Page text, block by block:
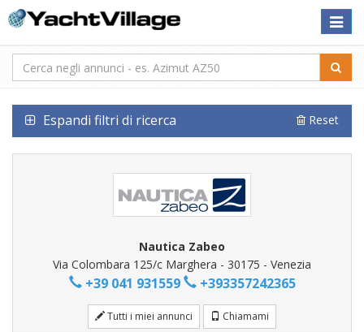
Toggle
Espandi filtri di ricerca Reset
Nautica Zabeo
Via Colombara 125/c Marghera - 30175 - Venezia
+39 041 931559 +393357242365
Tutti i miei annunci Chiamami